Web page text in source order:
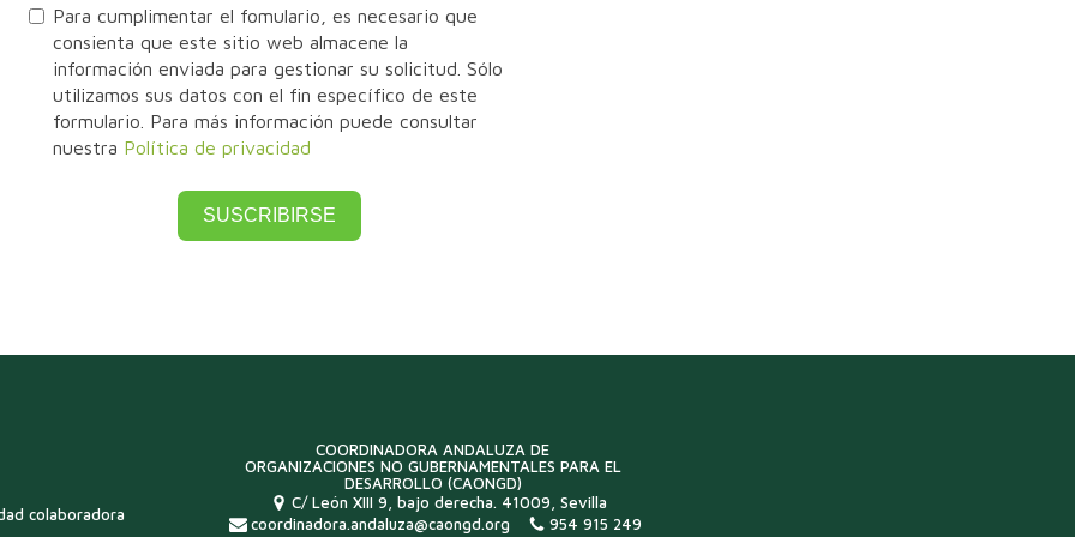
Para cumplimentar el fomulario, es necesario que
consienta que este sitio web almacene la
información enviada para gestionar su solicitud. Sólo
utilizamos sus datos con el fin específico de este
formulario. Para más información puede consultar
nuestra Política de privacidad
SUSCRIBIRSE
colaboradora
COORDINADORA ANDALUZA DE
ORGANIZACIONES NO GUBERNAMENTALES PARA EL
DESARROLLO (CAONGD)
C/ León XIII 9, bajo derecha. 41009, Sevilla
coordinadora.andaluza@caongd.org
954 915 249